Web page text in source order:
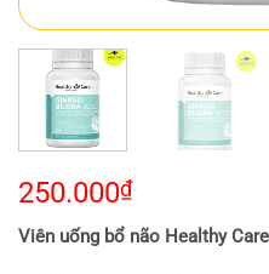
250.000₫
Viên uống bổ não Healthy